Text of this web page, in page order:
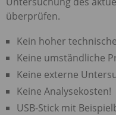
überprüfen.
Kein hoher
Keine umständliche
Keine externe
Keine Analysekosten!
USB-Stick mit